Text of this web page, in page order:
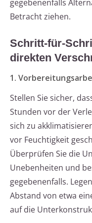
gegebenenfalls
Betracht ziehen.
Schritt-für-
direkten
1.
Stellen Sie sicher,
Stunden vor der
sich zu
vor Feuchtigkeit
Überprüfen Sie die
Unebenheiten und
gegebenenfalls.
Abstand von etwa
auf die